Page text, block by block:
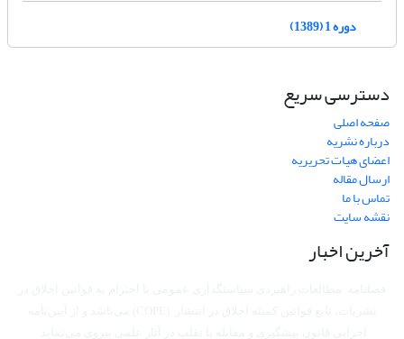
دوره 1 (1389)
دسترسی سریع
صفحه اصلی
درباره نشریه
اعضای هیات تحریریه
ارسال مقاله
تماس با ما
نقشه سایت
آخرین اخبار